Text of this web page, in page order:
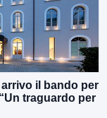
il bando per
traguardo per